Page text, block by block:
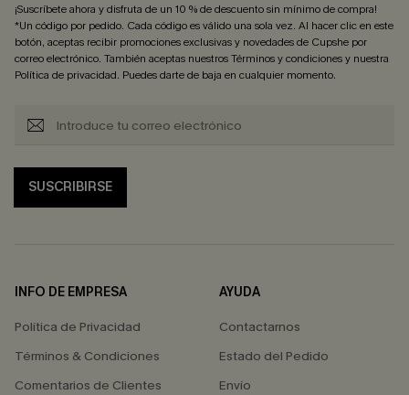
¡Suscríbete ahora y disfruta de un 10 % de descuento sin mínimo de compra!
*Un código por pedido. Cada código es válido una sola vez. Al hacer clic en este
botón, aceptas recibir promociones exclusivas y novedades de Cupshe por
correo electrónico. También aceptas nuestrosTérminos y condicionesy nuestra
Política de privacidad. Puedes darte de baja en cualquier momento.
SUSCRIBIRSE
INFO DE EMPRESA
Política de Privacidad
Términos & Condiciones
Comentarios de Clientes
AYUDA
Contactarnos
Estado del Pedido
Envío